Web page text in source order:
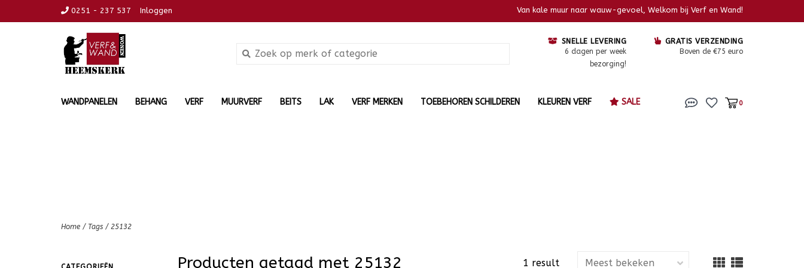
0251 - 237 537 Inloggen Van kale muur naar wauw-gevoel, Welkom bij Verf en Wand!
SNELLE LEVERING
6 dagen per week
bezorging!
GRATIS VERZENDING
Boven de €75 euro
WANDPANELEN BEHANG VERF MUURVERF BEITS LAK VERF MERKEN TOEBEHOREN SCHILDEREN KLEUREN VERF SALE 0
Home / Tags / 25132
Producten getagd met 25132 1 result